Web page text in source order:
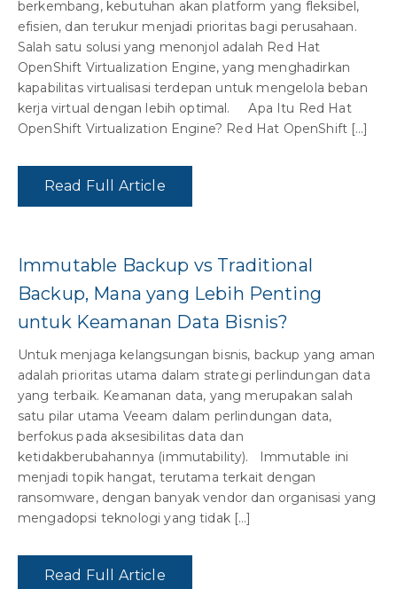
berkembang, kebutuhan akan platform yang fleksibel,
efisien, dan terukur menjadi prioritas bagi perusahaan.
Salah satu solusi yang menonjol adalah Red Hat
OpenShift Virtualization Engine, yang menghadirkan
kapabilitas virtualisasi terdepan untuk mengelola beban
kerja virtual dengan lebih optimal. Apa Itu Red Hat
OpenShift Virtualization Engine? Red Hat OpenShift […]
Read Full Article
Immutable Backup vs Traditional
Backup, Mana yang Lebih Penting
untuk Keamanan Data Bisnis?
Untuk menjaga kelangsungan bisnis, backup yang aman
adalah prioritas utama dalam strategi perlindungan data
yang terbaik. Keamanan data, yang merupakan salah
satu pilar utama Veeam dalam perlindungan data,
berfokus pada aksesibilitas data dan
ketidakberubahannya (immutability). Immutable ini
menjadi topik hangat, terutama terkait dengan
ransomware, dengan banyak vendor dan organisasi yang
mengadopsi teknologi yang tidak […]
Read Full Article